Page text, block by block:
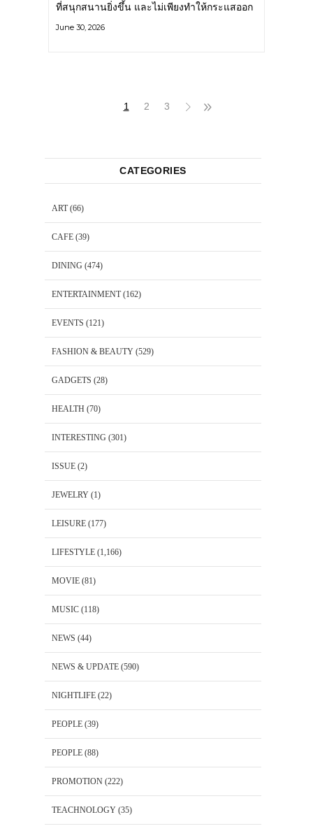
ที่สนุกสนานยิ่งขึ้น และไม่เพียงทำให้กระแสออก
กระจายไปยังหลายพื้นที่ของประเทศที่อยากออก
June 30, 2026
1 2 3
CATEGORIES
ART(66)
CAFE (39)
DINING (474)
ENTERTAINMENT(162)
EVENTS (121)
FASHION & BEAUTY (529)
GADGETS (28)
HEALTH (70)
INTERESTING (301)
ISSUE (2)
JEWELRY (1)
LEISURE (177)
LIFESTYLE (1,166)
MOVIE (81)
MUSIC (118)
NEWS (44)
NEWS & UPDATE (590)
NIGHTLIFE (22)
PEOPLE (39)
PEOPLE (88)
PROMOTION (222)
TEACHNOLOGY (35)